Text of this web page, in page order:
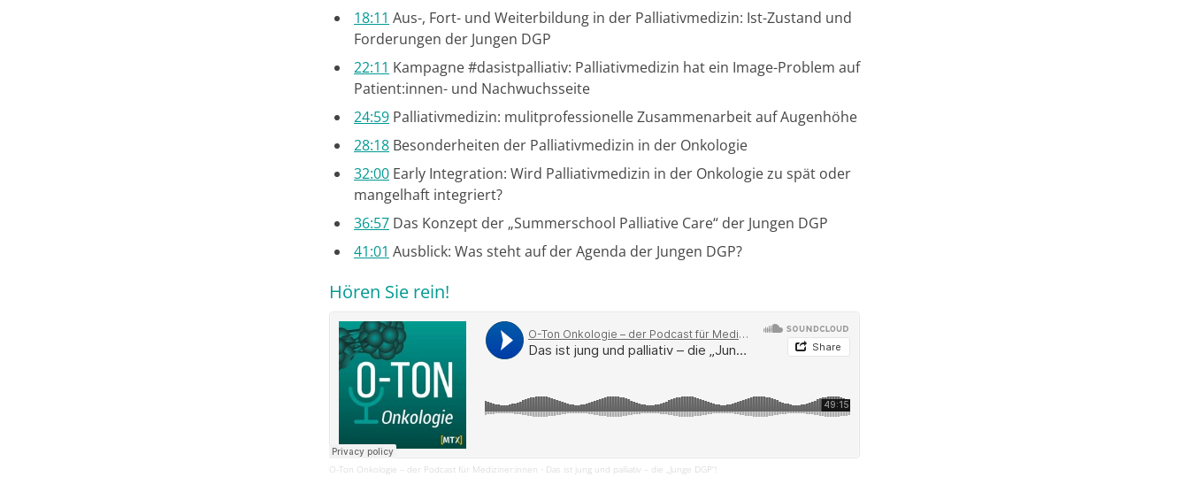
18:11 Aus-, Fort- und Weiterbildung in der Palliativmedizin: Ist-Zustand und
Forderungen der Jungen DGP
22:11 Kampagne #dasistpalliativ: Palliativmedizin hat ein Image-Problem auf
Patient:innen- und Nachwuchsseite
24:59 Palliativmedizin: mulitprofessionelle Zusammenarbeit auf Augenhöhe
28:18 Besonderheiten der Palliativmedizin in der Onkologie
32:00 Early Integration: Wird Palliativmedizin in der Onkologie zu spät oder
mangelhaft integriert?
36:57 Das Konzept der „Summerschool Palliative Care“ der Jungen DGP
41:01 Ausblick: Was steht auf der Agenda der Jungen DGP?
Hören Sie rein!
O-Ton Onkologie – der Podcast für Mediziner:innen · Das ist jung und palliativ – die „Junge DGP“!